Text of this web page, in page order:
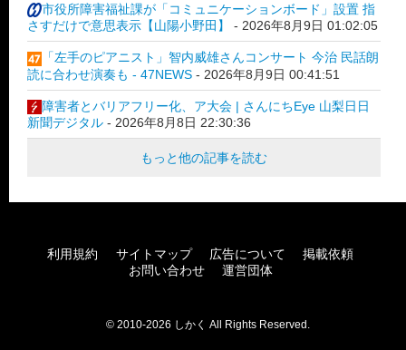
市役所障害福祉課が「コミュニケーションボード」設置 指
さすだけで意思表示【山陽小野田】
- 2026年8月9日 01:02:05
「左手のピアニスト」智内威雄さんコンサート 今治 民話朗
読に合わせ演奏も - 47NEWS - 2026年8月9日 00:41:51
障害者とバリアフリー化、ア大会 | さんにちEye 山梨日日
新聞デジタル - 2026年8月8日 22:30:36
もっと他の記事を読む
利用規約 サイトマップ 広告について
掲載依頼
お問い合わせ
運営団体
© 2010-2026 しかく All Rights Reserved.